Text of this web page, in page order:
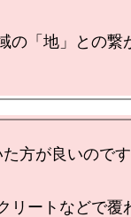
の「地」との繋
方が良いので
リートなどで覆